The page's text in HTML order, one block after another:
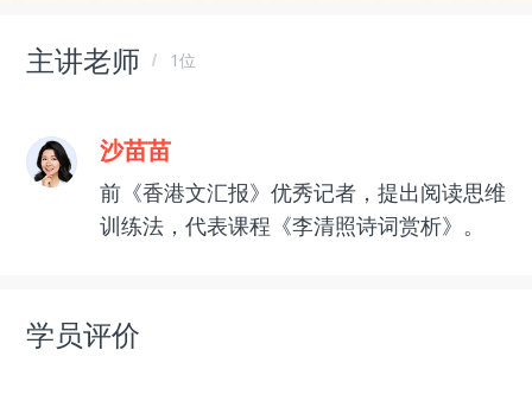
主讲老师 1位
沙苗苗
前《香港文汇报》优秀记者，提出阅读思维
训练法，代表课程《李清照诗词赏析》。
学员评价